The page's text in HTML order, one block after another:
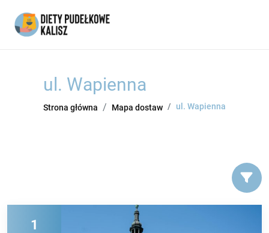
ul. Wapienna
Strona główna Mapa dostaw ul. Wapienna
1